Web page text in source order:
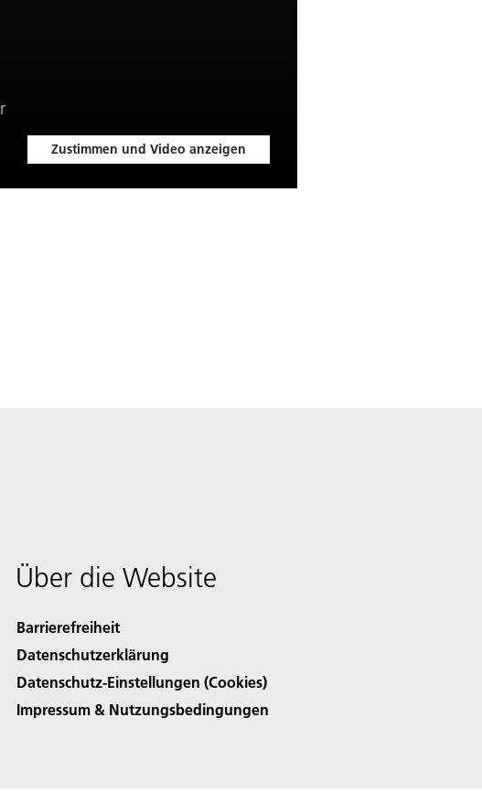
Zustimmen und Video anzeigen
Über die Website
Barrierefreiheit
Datenschutzerklärung
Datenschutz-Einstellungen (Cookies)
Impressum & Nutzungsbedingungen